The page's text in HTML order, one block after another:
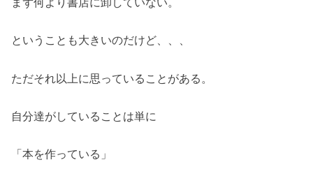
ということも大きいのだけど、、、
ただそれ以上に思っていることがある。
自分達がしていることは単に
「本を作っている」